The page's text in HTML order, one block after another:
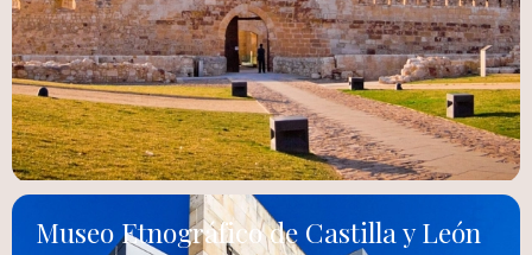
Museo Etnográfico de Castilla y León